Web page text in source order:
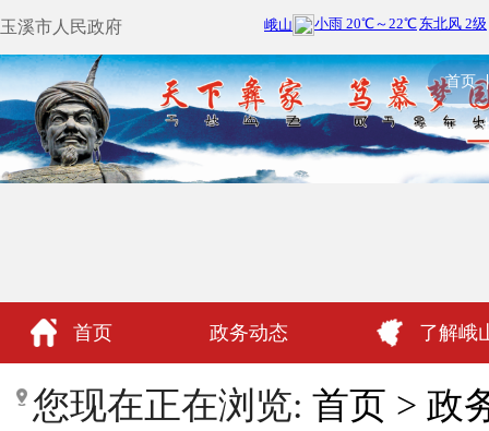
玉溪市人民政府
首页
首页 政务动态 了解峨
政民互动
您现在正在浏览: 首页 > 政